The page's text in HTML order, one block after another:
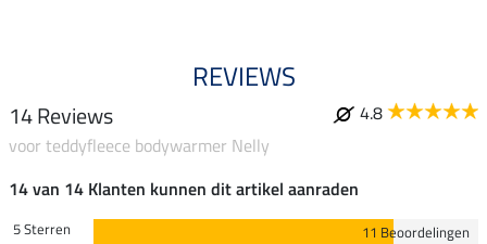
REVIEWS
14 Reviews
4.8
voor teddyfleece bodywarmer Nelly
14 van 14 Klanten kunnen dit artikel aanraden
5 Sterren
11 Beoordelingen